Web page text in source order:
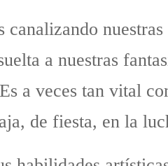
a nuestras
a veces tan vital
de fiesta, en la